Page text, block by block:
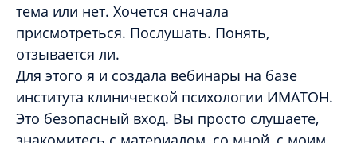
тема или нет. Хочется сначала
присмотреться. Послушать. Понять,
отзывается ли.
Для этого я и создала вебинары на базе
института клинической психологии ИМАТОН.
Это безопасный вход. Вы просто слушаете,